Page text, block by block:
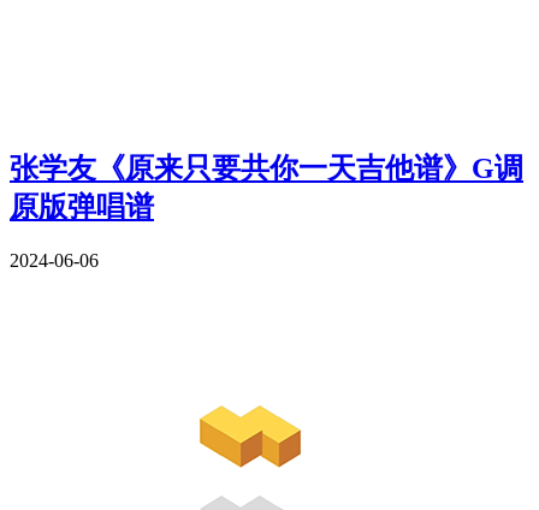
张学友《原来只要共你一天吉他谱》G调
原版弹唱谱
2024-06-06